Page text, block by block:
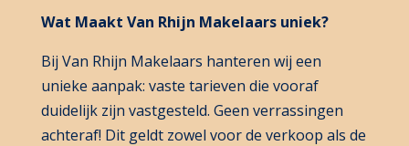
Wat Maakt Van Rhijn Makelaars uniek?
Bij Van Rhijn Makelaars hanteren wij een
unieke aanpak: vaste tarieven die vooraf
duidelijk zijn vastgesteld. Geen verrassingen
achteraf! Dit geldt zowel voor de verkoop als de